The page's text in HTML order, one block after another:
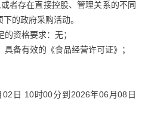
者存在直接控股、管理关系的不同
的政府采购活动。
资格要求：无；
备有效的《食品经营许可证》；
日 10时00分到2026年06月08日